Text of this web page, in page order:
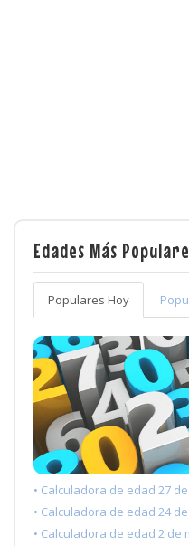
Edades Más
Populares Hoy
• Calculadora de edad 27
• Calculadora de edad 24
• Calculadora de edad 2 de